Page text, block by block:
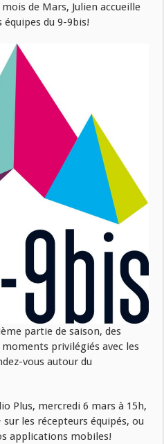
de Mars, Julien accueille
équipes du 9-9bis!
partie de saison, des
privilégiés avec les
vous autour du
Plus, mercredi 6 mars à 15h,
sur les récepteurs équipés, ou
applications mobiles!